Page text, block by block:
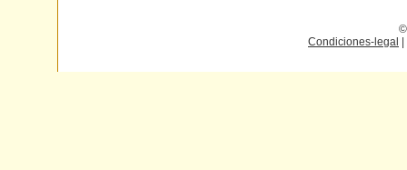
©
Condiciones-legal